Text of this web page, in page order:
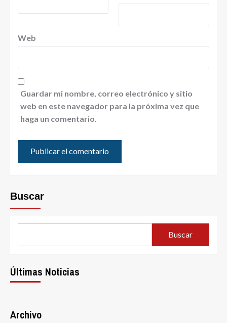
Web
Guardar mi nombre, correo electrónico y sitio
web en este navegador para la próxima vez que
haga un comentario.
Buscar
Buscar
Últimas Noticias
Archivo